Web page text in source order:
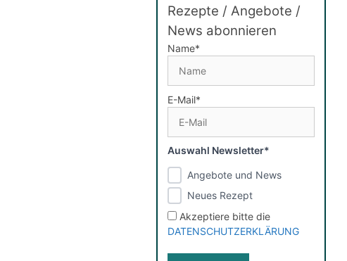
Rezepte / Angebote /
News abonnieren
Name*
E-Mail*
Auswahl Newsletter*
Angebote und News
Neues Rezept
Akzeptiere bitte die
DATENSCHUTZERKLÄRUNG